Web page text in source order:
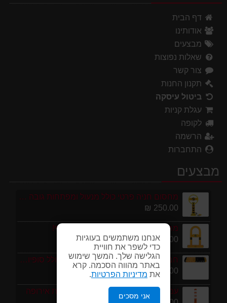
אנחנו משתמשים בעוגיות
כדי לשפר את חוויית
הגלישה שלך. המשך שימוש
באתר מהווה הסכמה. קרא
את מדיניות הפרטיות.
אני מסכים
דף הבית
אודותינו
מבצעים
שאלות נפוצות
צור קשר
תקנון החנות
ביטול עיסקה
עגלת קניות
לקופה
הרשמה
התחברות
מבצעים
מחסום חניה פרטי כולל מנעול ומפתחות גובה 70 ס"מ
250.00 ₪
מחסום לחניה צורת U במבצע מטורף!
175.00 ₪
חבילת 1 מטר פסי האטה 10 קמ''ש כולל סופיות מפלסטיק
199.00 ₪
עמוד סימון גמיש 75 ס''מ ECO תוצרת אירופה